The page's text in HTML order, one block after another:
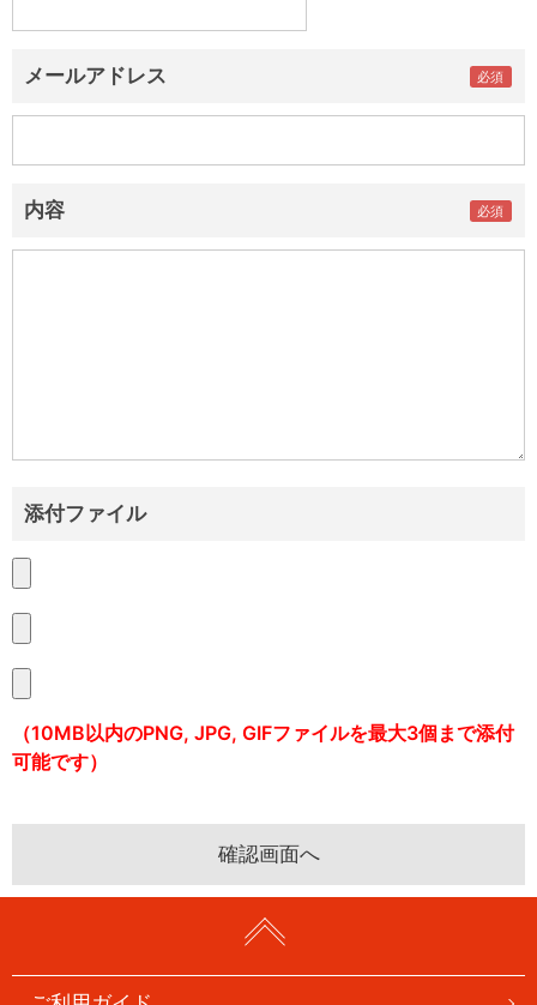
メールアドレス
内容
添付ファイル
（10MB以内のPNG, JPG, GIFファイルを最大3個まで添付
可能です）